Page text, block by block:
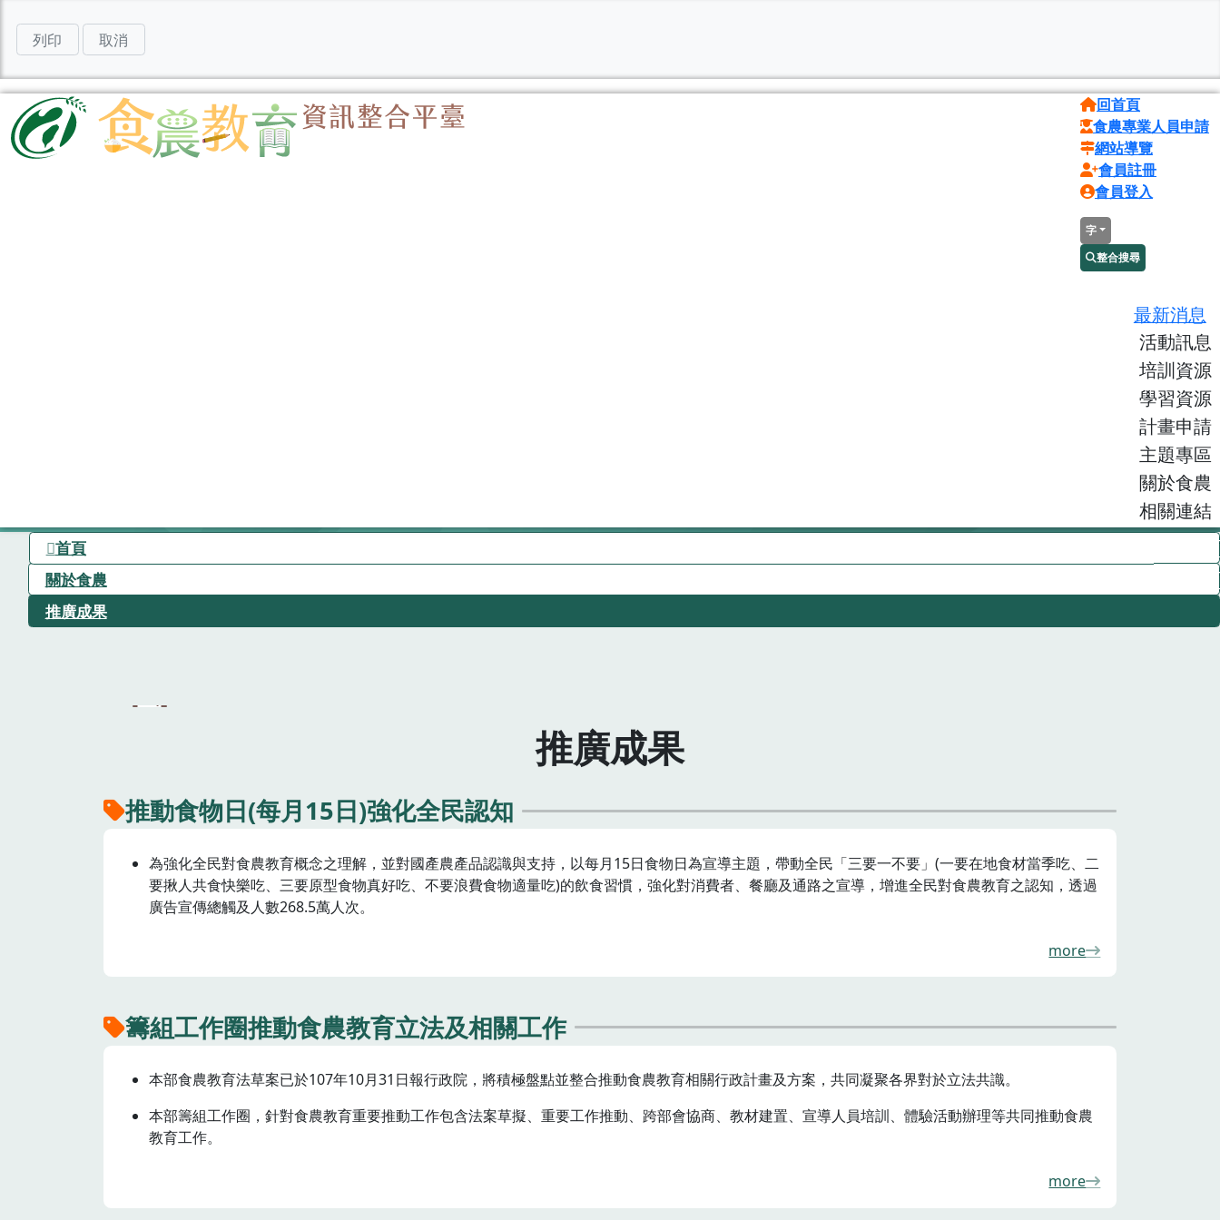
列印 取消
回首頁
食農專業人員申請
網站導覽
會員註冊
會員登入
字
整合搜尋
最新消息
活動訊息
培訓資源
學習資源
計畫申請
主題專區
關於食農
相關連結
首頁
關於食農
推廣成果
推廣成果
推動食物日(每月15日)強化全民認知
為強化全民對食農教育概念之理解，並對國產農產品認識與支持，以每月15日食物日為宣導主題，帶動全民「三要一不要」(一要在地食材當季吃、二
要揪人共食快樂吃、三要原型食物真好吃、不要浪費食物適量吃)的飲食習慣，強化對消費者、餐廳及通路之宣導，增進全民對食農教育之認知，透過
廣告宣傳總觸及人數268.5萬人次。
more
籌組工作圈推動食農教育立法及相關工作
本部食農教育法草案已於107年10月31日報行政院，將積極盤點並整合推動食農教育相關行政計畫及方案，共同凝聚各界對於立法共識。
本部籌組工作圈，針對食農教育重要推動工作包含法案草擬、重要工作推動、跨部會協商、教材建置、宣導人員培訓、體驗活動辦理等共同推動食農
教育工作。
more